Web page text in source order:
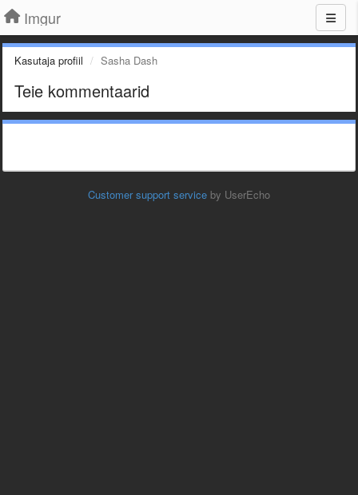
Imgur
Kasutaja profiil Sasha Dash
Teie kommentaarid
Customer support service by UserEcho